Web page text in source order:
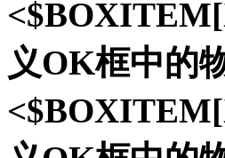
义OK框中的